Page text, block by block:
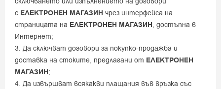
с ЕЛЕКТРОНЕН МАГАЗИН чрез интерфейса на
страницата на ЕЛЕКТРОНЕН МАГАЗИН, достъпна в
Интернет;
3. Да сключват договори за покупко-продажба и
доставка на стоките, предлагани от ЕЛЕКТРОНЕН
МАГАЗИН;
4. Да извършват всякакви плащания във връзка със